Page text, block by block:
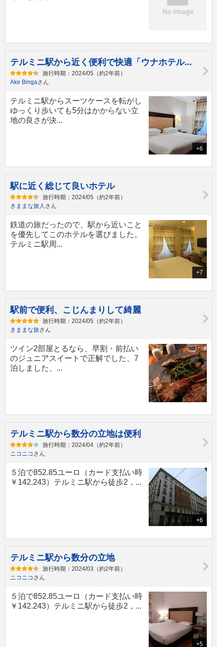
テルミニ駅から近く便利で快適「ウナホテル...
旅行時期：2024/05（約2年前）
Ake Bingaさん
+6
テルミニ駅からスーツケースを転がし
ゆっくり歩いても5分はかからない立
地の良さが決...
駅に近く総じて良いホテル
旅行時期：2024/05（約2年前）
きままな旅人 さん
+7
鉄道の旅だったので、駅から近いこと
を優先してこのホテルを選びました。
テルミニ駅周...
駅前で便利、こじんまりして綺麗
旅行時期：2024/05（約2年前）
きままな旅さん
ツイン2部屋とるなら、早割・前払い
のジュニアスイートで正解でした、7
泊しました、...
テルミニ駅から数分の立地は便利
旅行時期：2024/04（約2年前）
ニコニコ さん
+6
５泊で852.85ユーロ（カード支払い時
￥142.243）テルミニ駅から徒歩2，...
テルミニ駅から数分の立地
旅行時期：2024/03（約2年前）
ニコニコ さん
+5
５泊で852.85ユーロ（カード支払い時
￥142.243）テルミニ駅から徒歩2，...